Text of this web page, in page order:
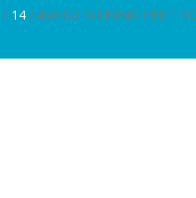
/ 14 / AVVISO INTERNO PER